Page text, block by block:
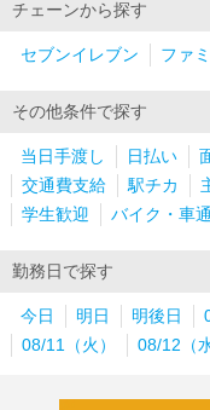
チェーンから探す
セブンイレブン ファ
その他条件で探す
当日手渡し 日払い
交通費支給
駅チカ
学生歓迎
バイク・車
勤務日で探す
今日 明日 明後日
08/11（火）
08/12（